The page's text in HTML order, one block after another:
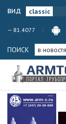
вид
— 81.4077
ПОИСК в